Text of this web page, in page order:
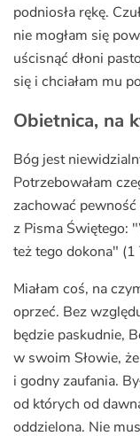
podniosła rękę.
nie mogłam się
uścisnąć dłoni
się i chciałam mu
Obietnica, na
Bóg jest
Potrzebowałam
zachować
z Pisma Świętego:
też tego dokona" (1
Miałam coś, na
oprzeć. Bez
będzie paskudnie,
w swoim Słowie,
i godny zaufania.
od których od
oddzielona. Nie